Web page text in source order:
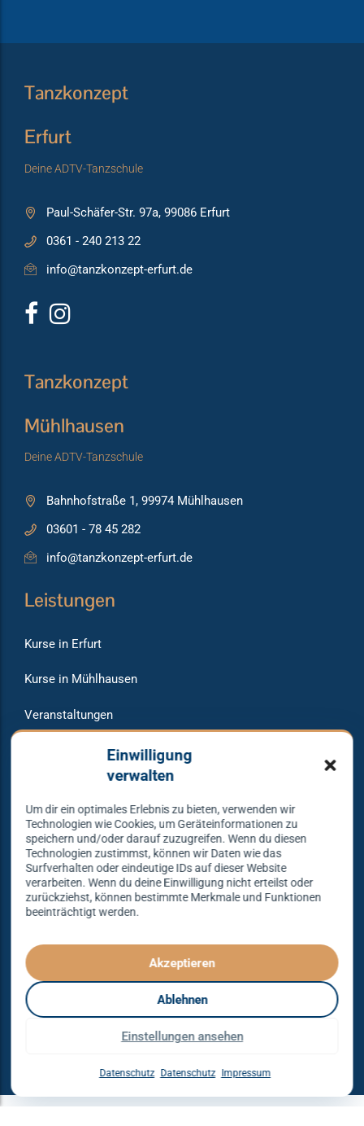
Einwilligung
verwalten
Um dir ein optimales Erlebnis zu bieten, verwenden wir
Technologien wie Cookies, um Geräteinformationen zu
speichern und/oder darauf zuzugreifen. Wenn du diesen
Technologien zustimmst, können wir Daten wie das
Surfverhalten oder eindeutige IDs auf dieser Website
verarbeiten. Wenn du deine Einwilligung nicht erteilst oder
zurückziehst, können bestimmte Merkmale und Funktionen
beeinträchtigt werden.
Akzeptieren
Ablehnen
Einstellungen ansehen
Datenschutz Datenschutz Impressum
Tanzkonzept
Erfurt
Deine ADTV-Tanzschule
Paul-Schäfer-Str. 97a, 99086 Erfurt
0361 - 240 213 22
info@tanzkonzept-erfurt.de
Tanzkonzept
Mühlhausen
Deine ADTV-Tanzschule
Bahnhofstraße 1, 99974 Mühlhausen
03601 - 78 45 282
info@tanzkonzept-erfurt.de
Leistungen
Kurse in Erfurt
Kurse in Mühlhausen
Veranstaltungen
Raumvermietung
Warum bei uns tanzen?
Lass dich begeistern und probier es aus – Tanzen lernen
mit unserem Erfolgskonzept.
Spielend leicht und mit viel Spaß!
Denn Tanzen kann jeder lernen – mit dem richtigen
Konzept sogar ganz einfach – das gibt es nur bei
Tanzkonzept Erfurt.
© Tanzkonzept Erfurt 2026